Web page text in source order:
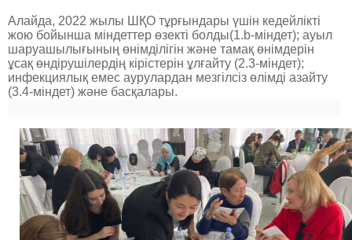
Алайда, 2022 жылы ШҚО тұрғындары үшін кедейлікті
жою бойынша міндеттер өзекті болды(1.b-міндет); ауыл
шаруашылығының өнімділігін және тамақ өнімдерін
ұсақ өндірушілердің кірістерін ұлғайту (2.3-міндет);
инфекциялық емес аурулардан мезгілсіз өлімді азайту
(3.4-міндет) және басқалары.